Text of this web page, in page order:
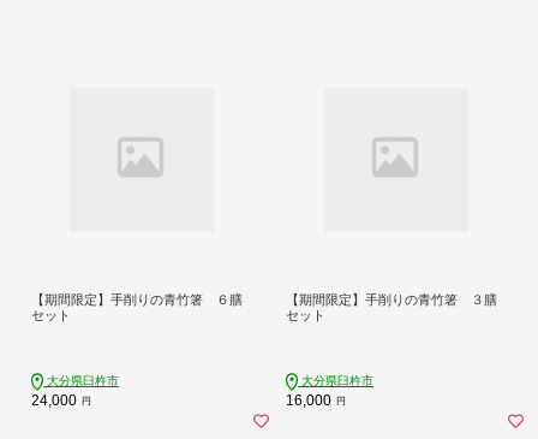
【期間限定】手削りの青竹箸 ６膳
セット
大分県臼杵市
24,000 円
【期間限定】手削りの青竹箸 ３膳
セット
大分県臼杵市
16,000 円